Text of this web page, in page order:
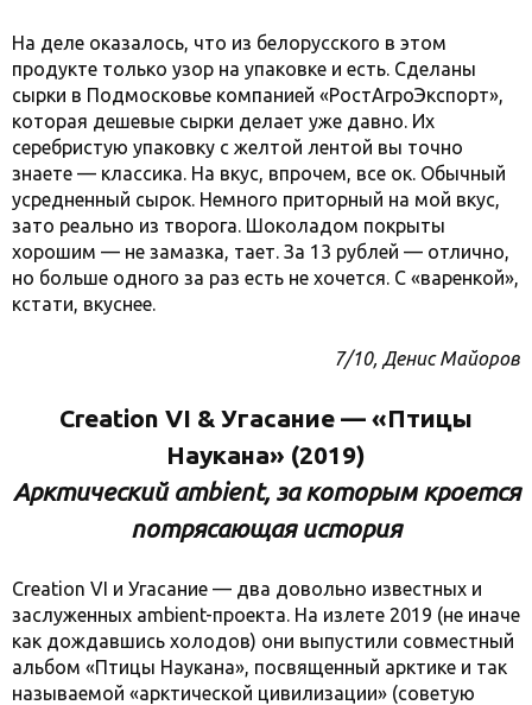
На деле оказалось, что из белорусского в этом
продукте только узор на упаковке и есть. Сделаны
сырки в Подмосковье компанией «РостАгроЭкспорт»,
которая дешевые сырки делает уже давно. Их
серебристую упаковку с желтой лентой вы точно
знаете — классика. На вкус, впрочем, все ок. Обычный
усредненный сырок. Немного приторный на мой вкус,
зато реально из творога. Шоколадом покрыты
хорошим — не замазка, тает. За 13 рублей — отлично,
но больше одного за раз есть не хочется. С «варенкой»,
кстати, вкуснее.
7/10, Денис Майоров
Creation VI & Угасание — «Птицы
Наукана» (2019)
Арктический ambient, за которым кроется
потрясающая история
Creation VI и Угасание — два довольно известных и
заслуженных ambient-проекта. На излете 2019 (не иначе
как дождавшись холодов) они выпустили совместный
альбом «Птицы Наукана», посвященный арктике и так
называемой «арктической цивилизации» (советую